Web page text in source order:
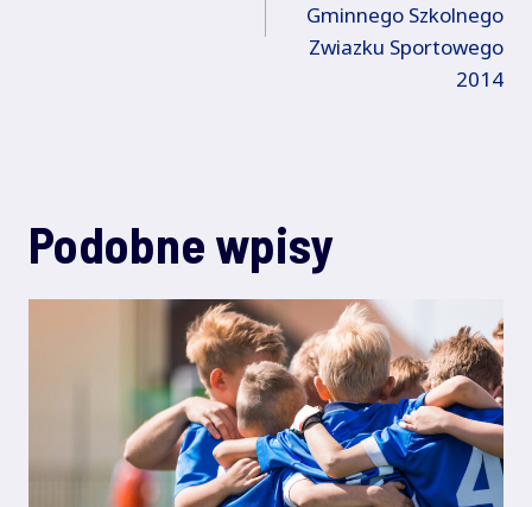
Gminnego Szkolnego
Zwiazku Sportowego
2014
Podobne wpisy